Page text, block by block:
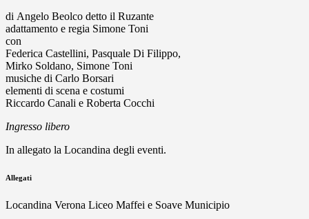
di Angelo Beolco detto il Ruzante
adattamento e regia Simone Toni
con
Federica Castellini, Pasquale Di Filippo,
Mirko Soldano, Simone Toni
musiche di Carlo Borsari
elementi di scena e costumi
Riccardo Canali e Roberta Cocchi
Ingresso libero
In allegato la Locandina degli eventi.
Allegati
Locandina Verona Liceo Maffei e Soave Municipio